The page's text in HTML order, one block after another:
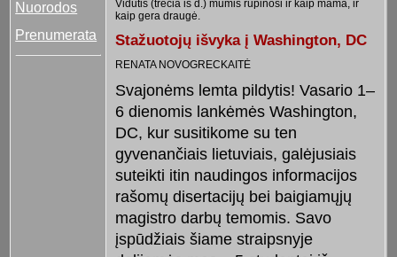
Nuorodos
Prenumerata
Vidutis (trečia iš d.) mumis rūpinosi ir kaip mama, ir
kaip gera draugė.
Stažuotojų išvyka į Washington, DC
RENATA NOVOGRECKAITĖ
Svajonėms lemta pildytis! Vasario 1–
6 dienomis lankėmės Washington,
DC, kur susitikome su ten
gyvenančiais lietuviais, galėjusiais
suteikti itin naudingos informacijos
rašomų disertacijų bei baigiamųjų
magistro darbų temomis. Savo
įspūdžiais šiame straipsnyje